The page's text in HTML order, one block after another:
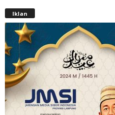
Iklan